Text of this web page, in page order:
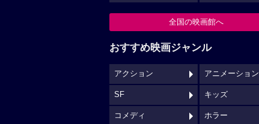
全国の映画館へ
おすすめ映画ジャンル
アクション アニメーション
SF キッズ
コメディ ホラー